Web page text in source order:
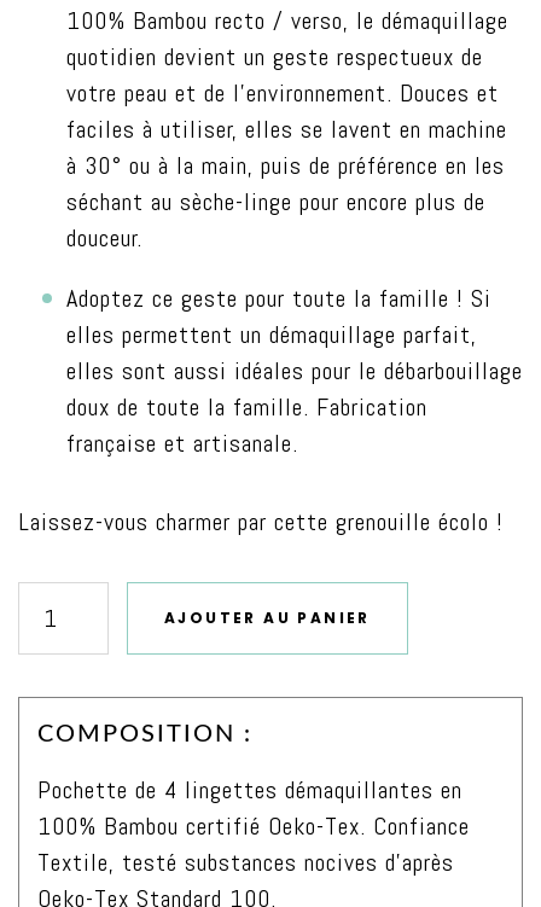
100% Bambou recto / verso, le démaquillage
quotidien devient un geste respectueux de
votre peau et de l’environnement. Douces et
faciles à utiliser, elles se lavent en machine
à 30° ou à la main, puis de préférence en les
séchant au sèche-linge pour encore plus de
douceur.
Adoptez ce geste pour toute la famille ! Si
elles permettent un démaquillage parfait,
elles sont aussi idéales pour le débarbouillage
doux de toute la famille. Fabrication
française et artisanale.
Laissez-vous charmer par cette grenouille écolo !
quantité
démaquillantes
100%
Bambou
certifié
Oeko-
AJOUTER AU PANIER
COMPOSITION :
Pochette de 4 lingettes démaquillantes en
100% Bambou certifié Oeko-Tex. Confiance
Textile, testé substances nocives d’après
Oeko-Tex Standard 100.